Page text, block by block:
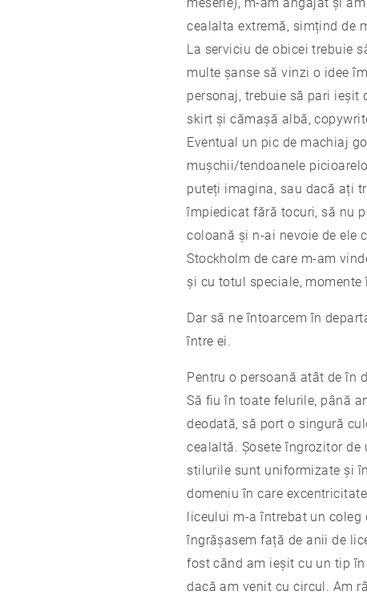
cealalta extremă, simțind de
La serviciu de obicei trebuie
multe șanse să vinzi o idee
personaj, trebuie să pari ieșit
skirt și cămașă albă,
Eventual un pic de machiaj
mușchii/tendoanele
puteți imagina, sau dacă ați
împiedicat fără tocuri, să nu
coloană și n-ai nevoie de ele
Stockholm de care m-am
și cu totul speciale,
Dar să ne întoarcem în
între ei.
Pentru o persoană atât de în
Să fiu în toate felurile, până
deodată, să port o singură
cealaltă. Șosete îngrozitor
stilurile sunt uniformizate și
domeniu în care
liceului m-a întrebat un coleg
îngrășasem față de anii de
fost când am ieșit cu un tip
dacă am venit cu circul. Am